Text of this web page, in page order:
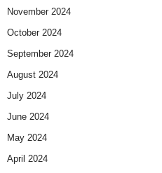
November 2024
October 2024
September 2024
August 2024
July 2024
June 2024
May 2024
April 2024